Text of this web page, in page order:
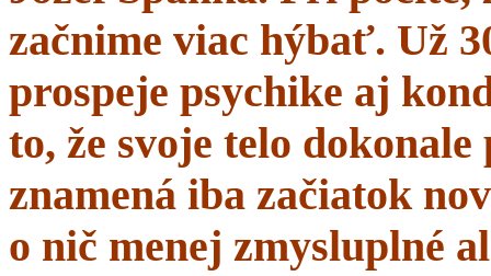
začnime viac hýbať. Už
prospeje psychike aj
to, že svoje telo dokonale
znamená iba začiatok
o nič menej zmysluplné